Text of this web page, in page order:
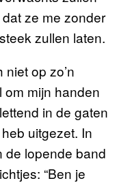
ze me zonder
zullen laten.
op zo’n
om mijn handen
in de gaten
uitgezet. In
de lopende band
“Ben je